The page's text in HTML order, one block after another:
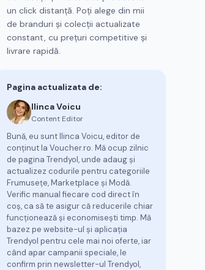
un click distanță. Poți alege din mii
de branduri și colecții actualizate
constant, cu prețuri competitive și
livrare rapidă.
Pagina actualizata de:
Ilinca Voicu
Content Editor
Bună, eu sunt Ilinca Voicu, editor de
conținut la Voucher.ro. Mă ocup zilnic
de pagina Trendyol, unde adaug și
actualizez codurile pentru categoriile
Frumusețe, Marketplace și Modă.
Verific manual fiecare cod direct în
coș, ca să te asigur că reducerile chiar
funcționează și economisești timp. Mă
bazez pe website-ul și aplicația
Trendyol pentru cele mai noi oferte, iar
când apar campanii speciale, le
confirm prin newsletter-ul Trendyol,